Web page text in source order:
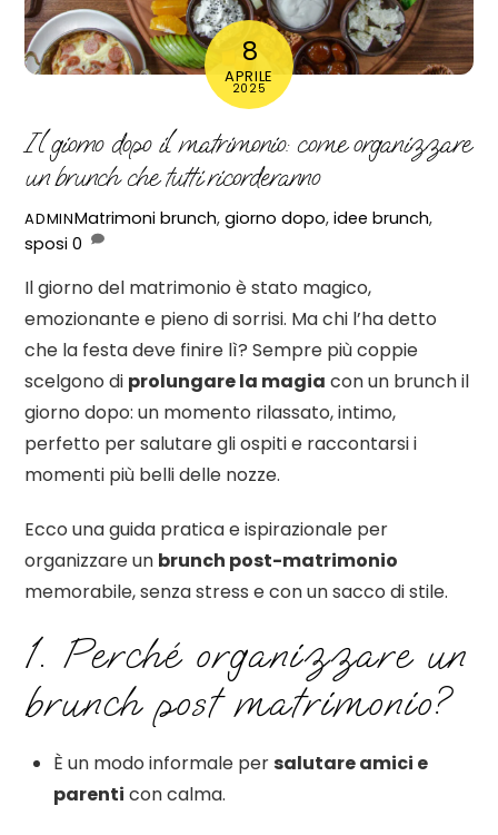
8
APRILE
2025
Il giorno dopo il matrimonio: come organizzare
un brunch che tutti ricorderanno
ADMINMatrimoni brunch, giorno dopo, idee brunch,
sposi 0
Il giorno del matrimonio è stato magico,
emozionante e pieno di sorrisi. Ma chi l’ha detto
che la festa deve finire lì? Sempre più coppie
scelgono di prolungare la magia con un brunch il
giorno dopo: un momento rilassato, intimo,
perfetto per salutare gli ospiti e raccontarsi i
momenti più belli delle nozze.
Ecco una guida pratica e ispirazionale per
organizzare un brunch post-matrimonio
memorabile, senza stress e con un sacco di stile.
1. Perché organizzare un
brunch post matrimonio?
È un modo informale persalutare amici e
parenti con calma.